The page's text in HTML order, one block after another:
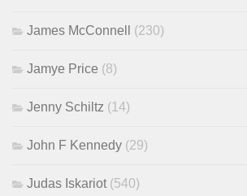
James McConnell (230)
Jamye Price (8)
Jenny Schiltz (14)
John F Kennedy (29)
Judas Iskariot (540)